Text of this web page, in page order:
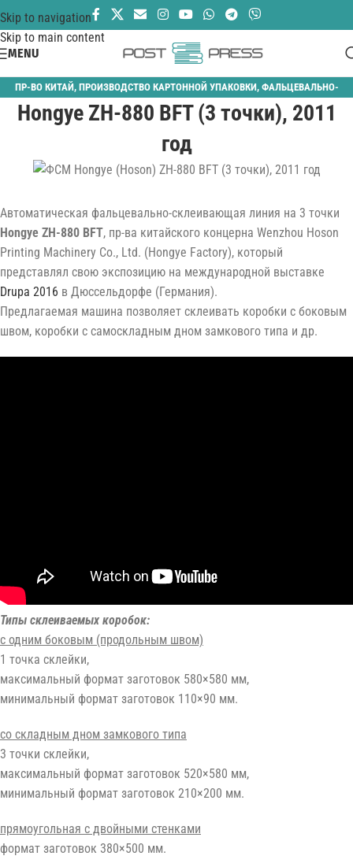
Skip to navigation
Skip to main content
MENU
ПР-ВО КИТАЙ, ПРОИЗВОДСТВО КАРТОННОЙ УПАКОВКИ, ФАЛЬЦЕВАЛЬНО-
СКЛЕИВАЮЩИЕ
Hongye ZH-880 BFT (3 точки), 2011
год
Автоматическая фальцевально-склеивающая линия на 3 точки
Hongye ZH-880 BFT, пр-ва китайского концерна Wenzhou Hoson
Printing Machinery Co., Ltd. (Hongye Factory), который
представлял свою экспозицию на международной выставке
Drupa 2016 в Дюссельдорфе (Германия).
Предлагаемая машина позволяет склеивать коробки с боковым
швом, коробки с самоскладным дном замкового типа и др.
Типы склеиваемых коробок:
с одним боковым (продольным швом)
1 точка склейки,
максимальный формат заготовок 580×580 мм,
минимальный формат заготовок 110×90 мм.
со складным дном замкового типа
3 точки склейки,
максимальный формат заготовок 520×580 мм,
минимальный формат заготовок 210×200 мм.
прямоугольная с двойными стенками
формат заготовок 380×500 мм.